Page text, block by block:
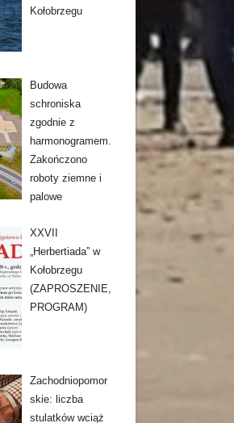
Kołobrzegu
Budowa
schroniska
zgodnie z
harmonogramem.
Zakończono
roboty ziemne i
palowe
XXVII
„Herbertiada” w
Kołobrzegu
(ZAPROSZENIE,
PROGRAM)
Zachodniopomor
skie: liczba
stulatków wciąż